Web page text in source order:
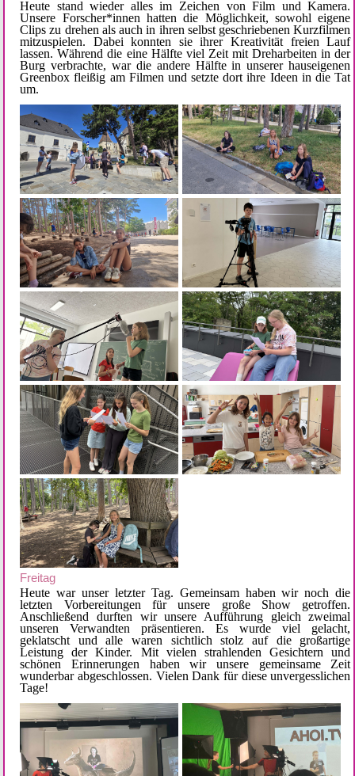
Heute stand wieder alles im Zeichen von Film und Kamera.
Unsere Forscher*innen hatten die Möglichkeit, sowohl eigene
Clips zu drehen als auch in ihren selbst geschriebenen Kurzfilmen
mitzuspielen. Dabei konnten sie ihrer Kreativität freien Lauf
lassen. Während die eine Hälfte viel Zeit mit Dreharbeiten in der
Burg verbrachte, war die andere Hälfte in unserer hauseigenen
Greenbox fleißig am Filmen und setzte dort ihre Ideen in die Tat
um.
Freitag
Heute war unser letzter Tag. Gemeinsam haben wir noch die
letzten Vorbereitungen für unsere große Show getroffen.
Anschließend durften wir unsere Aufführung gleich zweimal
unseren Verwandten präsentieren. Es wurde viel gelacht,
geklatscht und alle waren sichtlich stolz auf die großartige
Leistung der Kinder. Mit vielen strahlenden Gesichtern und
schönen Erinnerungen haben wir unsere gemeinsame Zeit
wunderbar abgeschlossen. Vielen Dank für diese unvergesslichen
Tage!